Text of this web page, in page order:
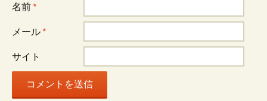
名前 *
メール *
サイト